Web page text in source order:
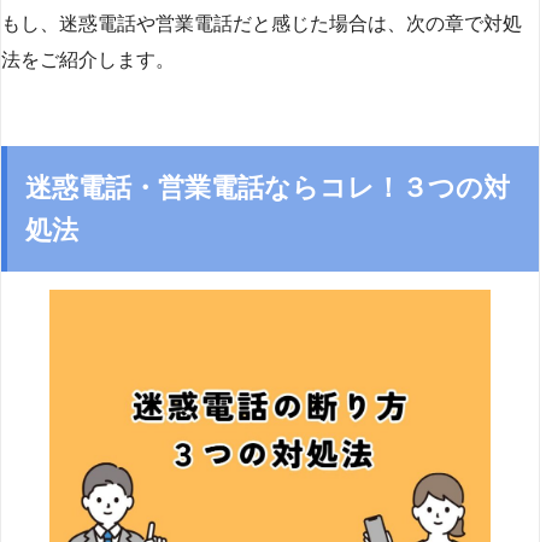
もし、迷惑電話や営業電話だと感じた場合は、次の章で対処
法をご紹介します。
迷惑電話・営業電話ならコレ！３つの対
処法